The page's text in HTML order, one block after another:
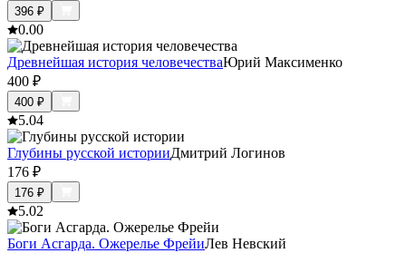
396 ₽
0.00
Древнейшая история человечестваЮрий Максименко
400 ₽
400 ₽
5.04
Глубины русской историиДмитрий Логинов
176 ₽
176 ₽
5.02
Боги Асгарда. Ожерелье ФрейиЛев Невский